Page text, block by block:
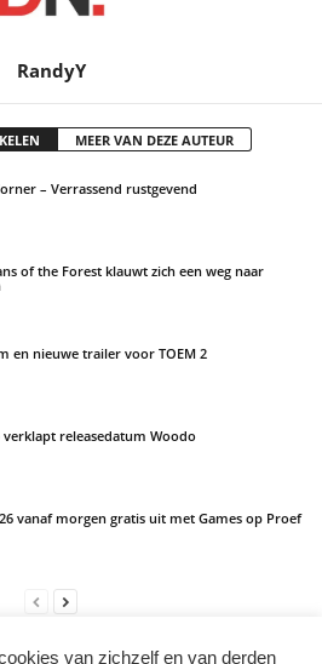
RandyY
MEER VAN DEZE AUTEUR
– Verrassend rustgevend
of the Forest klauwt zich een weg naar
en nieuwe trailer voor TOEM 2
releasedatum Woodo
vanaf morgen gratis uit met Games op Proef
van zichzelf en van derden